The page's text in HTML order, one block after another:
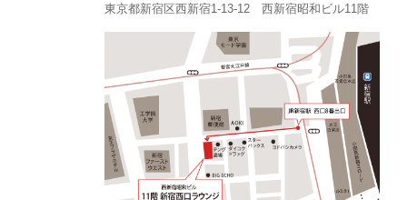
東京都新宿区西新宿1-13-12 西新宿昭和ビル11階